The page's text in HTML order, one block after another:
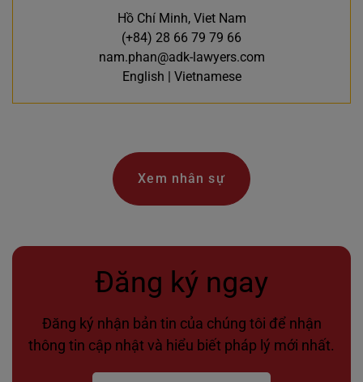
Hồ Chí Minh, Viet Nam
(+84) 28 66 79 79 66
nam.phan@adk-lawyers.com
English | Vietnamese
Xem nhân sự
Đăng ký ngay
Đăng ký nhận bản tin của chúng tôi để nhận
thông tin cập nhật và hiểu biết pháp lý mới nhất.